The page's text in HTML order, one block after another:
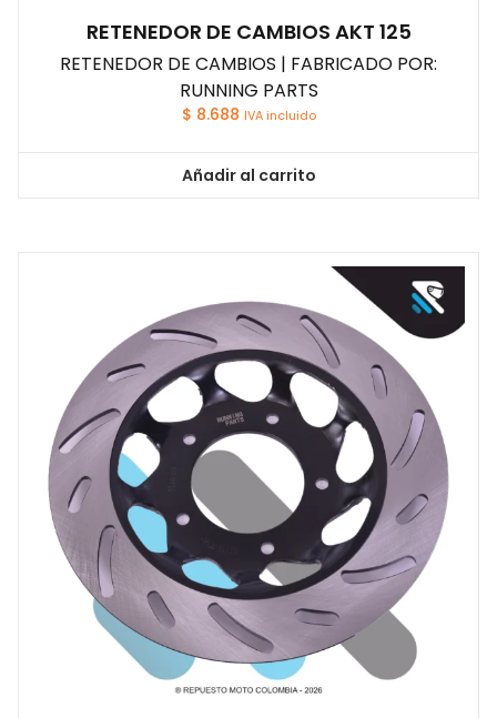
RETENEDOR DE CAMBIOS AKT 125
RETENEDOR DE CAMBIOS | FABRICADO POR:
RUNNING PARTS
$ 8.688 IVA incluido
Añadir al carrito